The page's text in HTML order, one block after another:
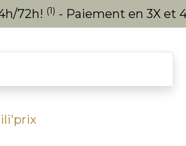
72h! (1) - Paiement en 3X et